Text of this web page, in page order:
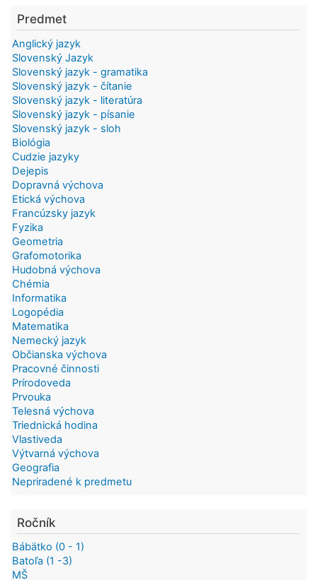
Predmet
Anglický jazyk
Slovenský Jazyk
Slovenský jazyk - gramatika
Slovenský jazyk - čítanie
Slovenský jazyk - literatúra
Slovenský jazyk - písanie
Slovenský jazyk - sloh
Biológia
Cudzie jazyky
Dejepis
Dopravná výchova
Etická výchova
Francúzsky jazyk
Fyzika
Geometria
Grafomotorika
Hudobná výchova
Chémia
Informatika
Logopédia
Matematika
Nemecký jazyk
Občianska výchova
Pracovné činnosti
Prírodoveda
Prvouka
Telesná výchova
Triednická hodina
Vlastiveda
Výtvarná výchova
Geografia
Nepriradené k predmetu
Ročník
Bábätko (0 - 1)
Batoľa (1 -3)
MŠ